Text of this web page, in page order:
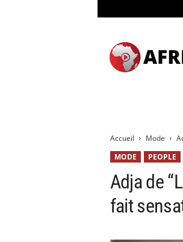
Accueil Mode
MODE
PEOPLE
Adja de
fait